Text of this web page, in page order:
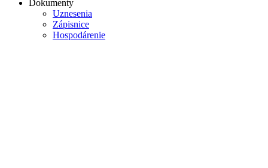
Dokumenty
Uznesenia
Zápisnice
Hospodárenie